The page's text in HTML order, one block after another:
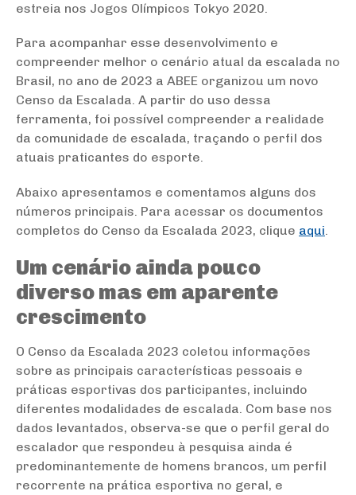
estreia nos Jogos Olímpicos Tokyo 2020.
Para acompanhar esse desenvolvimento e
compreender melhor o cenário atual da escalada no
Brasil, no ano de 2023 a ABEE organizou um novo
Censo da Escalada. A partir do uso dessa
ferramenta, foi possível compreender a realidade
da comunidade de escalada, traçando o perfil dos
atuais praticantes do esporte.
Abaixo apresentamos e comentamos alguns dos
números principais. Para acessar os documentos
completos do Censo da Escalada 2023, clique aqui
Um cenário ainda pouco
diverso mas em aparente
crescimento
O Censo da Escalada 2023 coletou informações
sobre as principais características pessoais e
práticas esportivas dos participantes, incluindo
diferentes modalidades de escalada. Com base nos
dados levantados, observa-se que o perfil geral do
escalador que respondeu à pesquisa ainda é
predominantemente de homens brancos, um perfil
recorrente na prática esportiva no geral, e